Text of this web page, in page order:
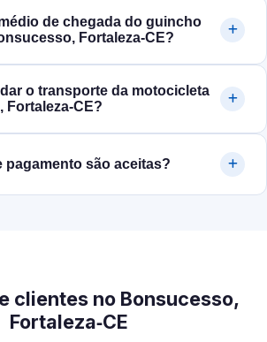
de chegada do guincho
Fortaleza‑CE?
o transporte da motocicleta
pagamento são aceitas?
clientes no Bonsucesso,
Fortaleza‑CE